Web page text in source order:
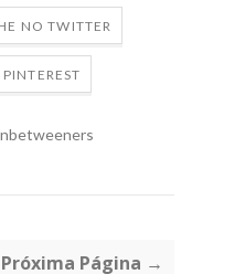
NO TWITTER
Próxima Página →